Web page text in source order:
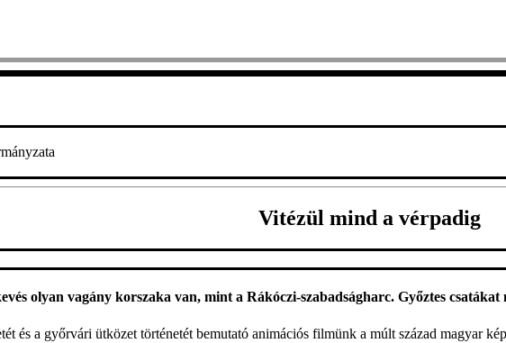
Vitézül mind a vérpadig
olyan vagány korszaka van, mint a Rákóczi-szabadságharc. Győztes
és a győrvári ütközet történetét bemutató animációs filmünk a múlt század magyar